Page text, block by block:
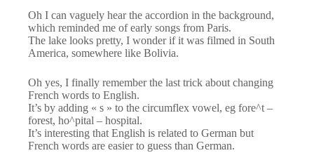
Oh I can vaguely hear the accordion in the background,
which reminded me of early songs from Paris.
The lake looks pretty, I wonder if it was filmed in South
America, somewhere like Bolivia.
Oh yes, I finally remember the last trick about changing
French words to English.
It’s by adding « s » to the circumflex vowel, eg fore^t –
forest, ho^pital – hospital.
It’s interesting that English is related to German but
French words are easier to guess than German.